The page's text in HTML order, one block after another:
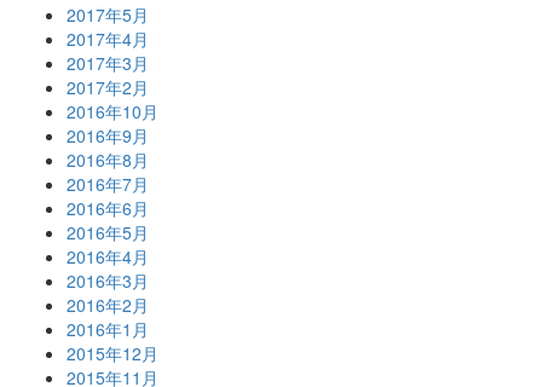
2017年5月
2017年4月
2017年3月
2017年2月
2016年10月
2016年9月
2016年8月
2016年7月
2016年6月
2016年5月
2016年4月
2016年3月
2016年2月
2016年1月
2015年12月
2015年11月